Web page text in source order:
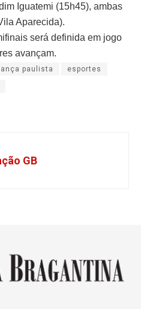
Iguatemi (15h45), ambas
Aparecida).
será definida em jogo
avançam.
paulista esportes
GB